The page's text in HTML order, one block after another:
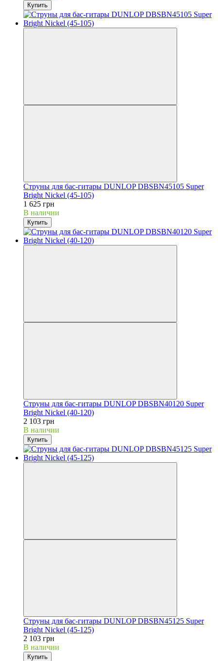
Купить
Струны для бас-гитары DUNLOP DBSBN45105 Super
Bright Nickel (45-105)
1 625 грн
В наличии
Купить
Струны для бас-гитары DUNLOP DBSBN40120 Super
Bright Nickel (40-120)
2 103 грн
В наличии
Купить
Струны для бас-гитары DUNLOP DBSBN45125 Super
Bright Nickel (45-125)
2 103 грн
В наличии
Купить